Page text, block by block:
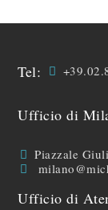
Tel:
Ufficio di
Piazzale
Ufficio di